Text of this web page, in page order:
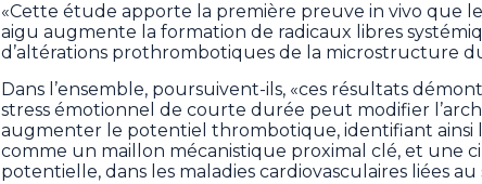
«Cette étude apporte la première preuve in vivo que
aigu augmente la formation de radicaux libres
d’altérations prothrombotiques de la microstructure
Dans l’ensemble, poursuivent-ils, «ces résultats
stress émotionnel de courte durée peut modifier
augmenter le potentiel thrombotique, identifiant ainsi
comme un maillon mécanistique proximal clé, et une
potentielle, dans les maladies cardiovasculaires liées au